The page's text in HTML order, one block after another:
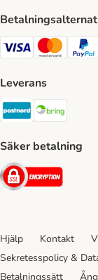
VISA Payment Method
Mastercard
Leverans
Postnord
Säker betalning
Security
Hjälp Kontakt
Sekretesspolicy &
Betalningssätt